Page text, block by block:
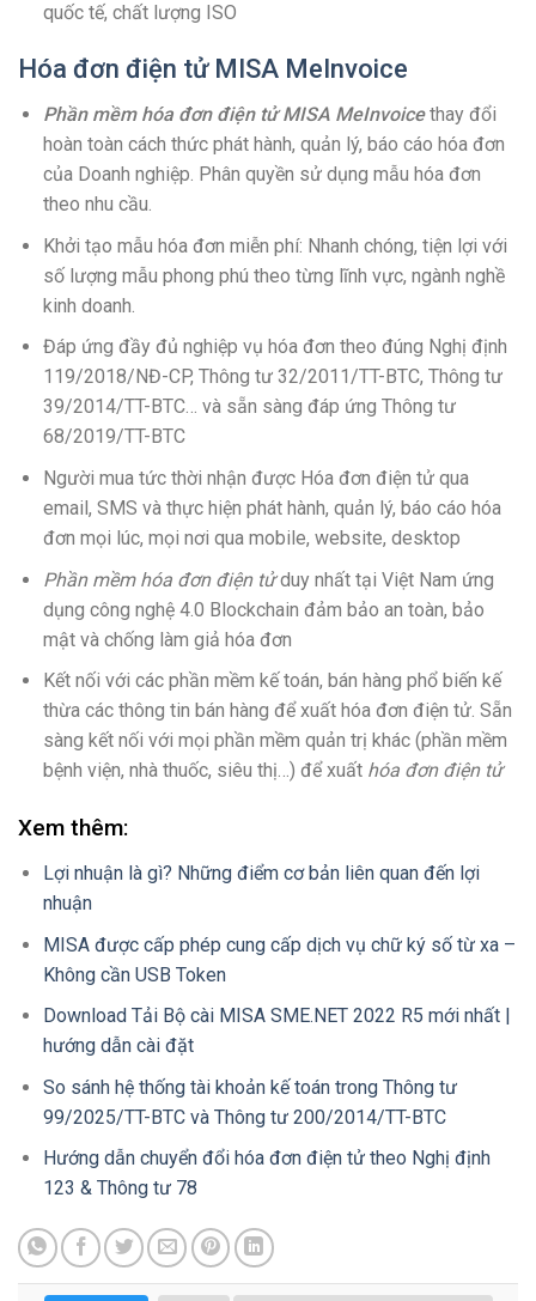
quốc tế, chất lượng ISO
Hóa đơn điện tử MISA MeInvoice
Phần mềm hóa đơn điện tử MISA MeInvoicethay đổi
hoàn toàn cách thức phát hành, quản lý, báo cáo hóa đơn
của Doanh nghiệp. Phân quyền sử dụng mẫu hóa đơn
theo nhu cầu.
Khởi tạo mẫu hóa đơn miễn phí: Nhanh chóng, tiện lợi với
số lượng mẫu phong phú theo từng lĩnh vực, ngành nghề
kinh doanh.
Đáp ứng đầy đủ nghiệp vụ hóa đơn theo đúng Nghị định
119/2018/NĐ-CP, Thông tư 32/2011/TT-BTC, Thông tư
39/2014/TT-BTC… và sẵn sàng đáp ứng Thông tư
68/2019/TT-BTC
Người mua tức thời nhận được Hóa đơn điện tử qua
email, SMS và thực hiện phát hành, quản lý, báo cáo hóa
đơn mọi lúc, mọi nơi qua mobile, website, desktop
Phần mềm hóa đơn điện tửduy nhất tại Việt Nam ứng
dụng công nghệ 4.0 Blockchain đảm bảo an toàn, bảo
mật và chống làm giả hóa đơn
Kết nối với các phần mềm kế toán, bán hàng phổ biến kế
thừa các thông tin bán hàng để xuất hóa đơn điện tử. Sẵn
sàng kết nối với mọi phần mềm quản trị khác (phần mềm
bệnh viện, nhà thuốc, siêu thị…) để xuất hóa đơn điện tử
Xem thêm:
Lợi nhuận là gì? Những điểm cơ bản liên quan đến lợi
nhuận
MISA được cấp phép cung cấp dịch vụ chữ ký số từ xa –
Không cần USB Token
Download Tải Bộ cài MISA SME.NET 2022 R5 mới nhất |
hướng dẫn cài đặt
So sánh hệ thống tài khoản kế toán trong Thông tư
99/2025/TT-BTC và Thông tư 200/2014/TT-BTC
Hướng dẫn chuyển đổi hóa đơn điện tử theo Nghị định
123 & Thông tư 78